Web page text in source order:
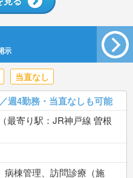
示
当直なし
週4勤務・当直なしも可能
最寄り駅：JR神戸線 曽根
病棟管理、訪問診療（施